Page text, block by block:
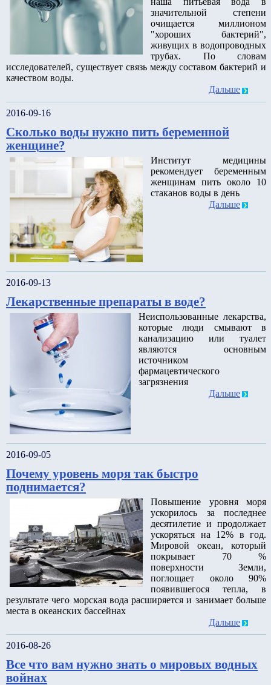
значительной степени
очищается миллионом
"хороших бактерий",
живущих в водопроводных
трубах. По словам
исследователей, существует связь между составом бактерий и
качеством воды.
Дальше
2016-09-16
Сколько воды нужно пить беременной
женщине?
Институт медицины
рекомендует беременным
женщинам пить около 10
стаканов воды в день
Дальше
2016-09-13
Лекарственные препараты в воде?
Неиспользованные лекарства,
которые люди смывают в
канализацию или туалет
являются основным
источником
фармацевтического
загрязнения
Дальше
2016-09-05
Почему уровень моря так быстро
поднимается?
Повышение уровня моря
ускорилось за последнее
десятилетие и продолжает
ускоряться на 12% в год.
Мировой океан, который
покрывает 70 %
поверхности Земли,
поглощает около 90%
появившегося тепла, в
результате чего морская вода расширяется и занимает больше
места в океанских бассейнах
Дальше
2016-08-26
Все что вам нужно знать о мировых водных
войнах